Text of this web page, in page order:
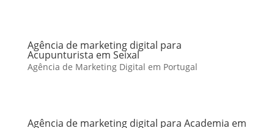
Agência de marketing digital para
Acupunturista em Seixal
Agência de Marketing Digital em Portugal
Agência de marketing digital para Academia em